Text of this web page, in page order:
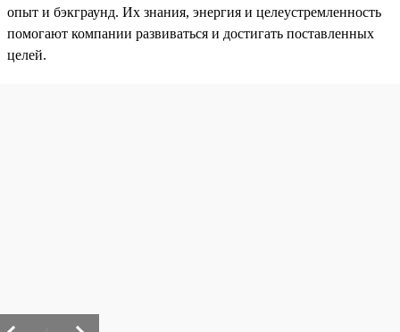
опыт и бэкграунд. Их знания, энергия и целеустремленность
помогают компании развиваться и достигать поставленных
целей.